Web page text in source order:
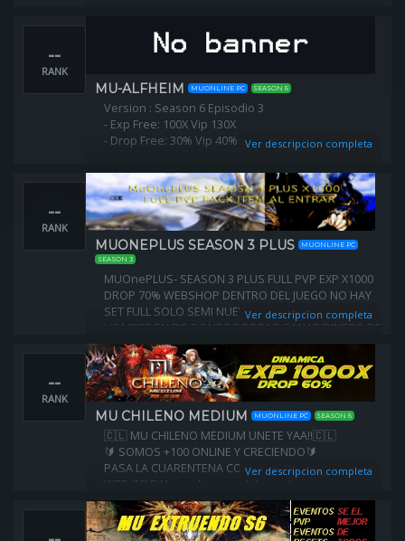
--
RANK
MU-ALFHEIM MUONLINE PC SEASON 6
Version : Season 6 Episodio 3
- Exp Free: 100X Vip 130X
- Drop Free: 30% Vip 40%
Pagina web: www.Mu-Alfheim.info
Grupo whatsapp servidor:
https://chat.whatsapp.com/DQ6QAkb3qUu1UEf3kHOh0i
Foro: https://mualfheim.foroactivo.com/
Ver descripcion completa
--
RANK
MUONEPLUS SEASON 3 PLUS
MUONLINE PC
SEASON 3
MUOnePLUS- SEASON 3 PLUS FULL PVP EXP X1000
DROP 70% WEBSHOP DENTRO DEL JUEGO NO HAY
SET FULL SOLO SEMI NUEVO EVENTO PVP ULTIMO
HOMBRE EN PIE DONDE PODRAS GANAR DINERO DE
VERDAD PARTICIPANDO TODOS LOS EVENTO ESTAN
ACTIVOS PERSONAJE BALANCEADOS
Ver descripcion completa
--
RANK
MU CHILENO MEDIUM MUONLINE PC SEASON 6
🇨🇱 MU CHILENO MEDIUM UNETE YAA!!🇨🇱
🔰 SOMOS +100 ONLINE Y CRECIENDO🔰
PASA LA CUARENTENA CON NOSOTROS!!!
WEB OFICIAL: medium.muchileno.cl
A LOS NUEVOS COSAS DE REGALO :D
EN LA WEB ENLACES PARA TODAS NUESTRAS REDES
SOCIALES
Ver descripcion completa